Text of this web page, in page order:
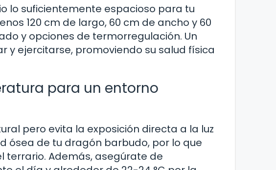
lo suficientemente espacioso para tu
120 cm de largo, 60 cm de ancho y 60
y opciones de termorregulación. Un
y ejercitarse, promoviendo su salud física
para un entorno
pero evita la exposición directa a la luz
ósea de tu dragón barbudo, por lo que
terrario. Además, asegúrate de